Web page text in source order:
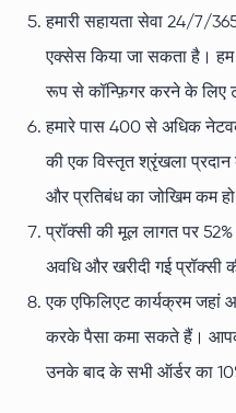
हमारी सहायता सेवा 24/7/
एक्सेस किया जा सकता है। हम
रूप से कॉन्फ़िगर करने के लिए
हमारे पास 400 से अधिक
की एक विस्तृत श्रृंखला
और प्रतिबंध का जोखिम कम हो
प्रॉक्सी की मूल लागत पर
अवधि और खरीदी गई प्रॉक्सी
एक एफिलिएट कार्यक्रम जहां
करके पैसा कमा सकते हैं।
उनके बाद के सभी ऑर्डर का